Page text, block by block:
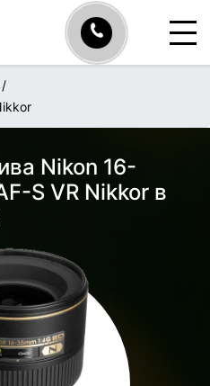
/
Nikon 16-
S VR Nikkor в